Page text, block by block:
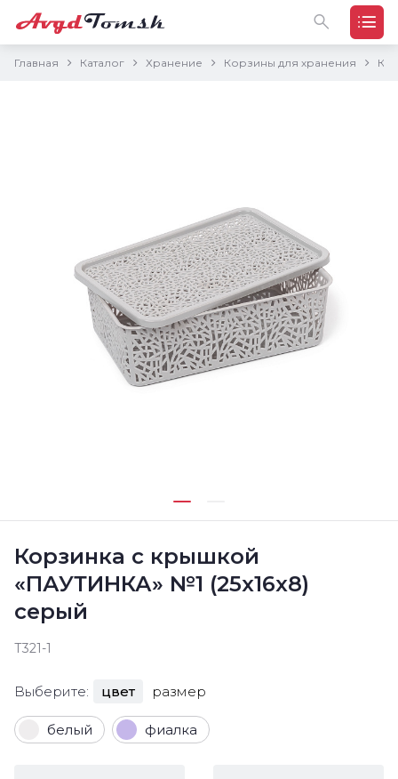
Главная Каталог Хранение Корзины для хранения
Корзинка с крышкой
«ПАУТИНКА» №1 (25х16х8)
серый
Т321-1
Выберите: цвет размер
белый фиалка